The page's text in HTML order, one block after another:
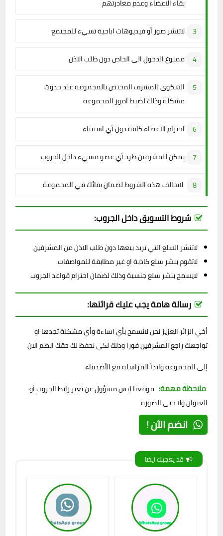
بقاء الاعضاء وعدم مغادرتهم
لاتنشر صور أو فيديوهات اباحية تسيء للمجتمع
ممنوع الدخول الى الخاص دون طلب الاذن
الشكوى للمشرف المختص بالمجموعة عند حدوث
مشكلة وذلك لضبط امور المجموعة
احترام الاعضاء كافة دون أي استثناء
يمكن للمشرفين طرد أي عضو مسيء داخل الجروب
لاتخالف هذه الشروط لضمان بقائك في المجموعة
شروط التسويق داخل الجروب:
لاتنشر السلع التي تريد بيعها دون طلب الاذن من المشرفين
لاتقوم بنشر سلع كاذبة او غير مطابقة للمواصفات
لايسمح بنشر سلع جنسية وذلك لضمان احترام قواعد الجروب
رسالة هامة يجب عليك قرائتها:
أخي الزائر العزيز نحن لانسمح بأي اساءة وأي مشكلة تجدها او
تواجهك راجع المشرفين فورا وذلك لكي نحفظ لك حقك انضم الان
إلى المجموعة وابدأ المراسلة مع الأصدقاء
ملاحظة مهمة: موقعنا ليس مسؤول عن تغير رابط الجروب أو
العنوان ولا حتى الصورة
انضم الآن !
قد يعجبك ايضا